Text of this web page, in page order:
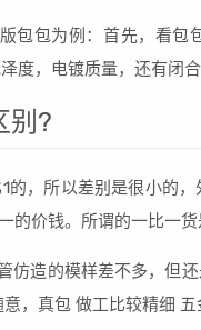
包包为例：首先，看
度，电镀质量，还有闭合
别?
的，所以差别是很小的
的价钱。所谓的一比一货
仿造的模样差不多，但
，真包 做工比较精细 五